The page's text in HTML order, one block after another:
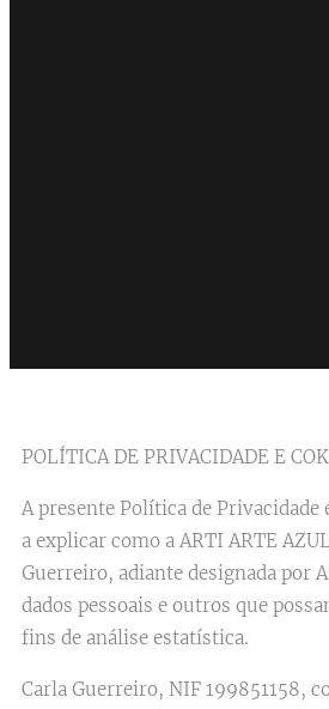
POLÍTICA DE PRIVACIDADE E
A presente Política de Privacidade
a explicar como a ARTI ARTE
Guerreiro, adiante designada por
dados pessoais e outros que
fins de análise estatística.
Carla Guerreiro, NIF 199851158,